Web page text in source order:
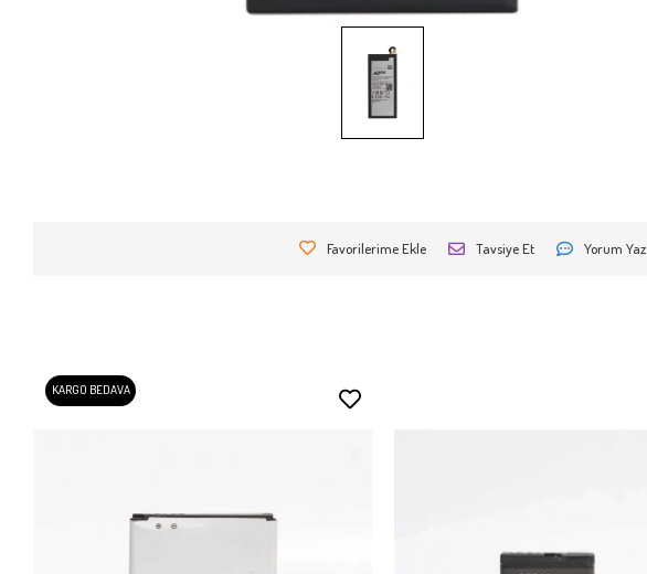
Favorilerime Ekle Tavsiye Et Yorum Yaz
KARGO BEDAVA